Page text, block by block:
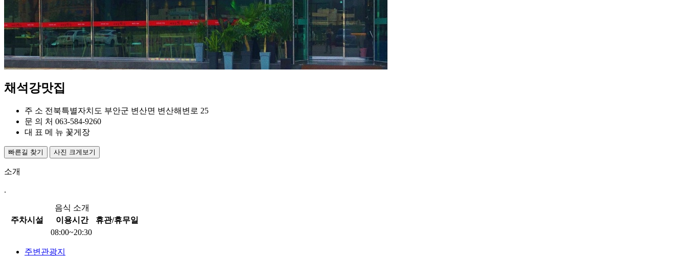
채석강맛집
주 소 전북특별자치도 부안군 변산면 변산해변로 25
문 의 처 063-584-9260
대 표 메 뉴 꽃게장
빠른길 찾기 사진 크게보기
소개
.
음식 소개
주차시설
이용시간
휴관/휴무일
08:00~20:30
주변관광지